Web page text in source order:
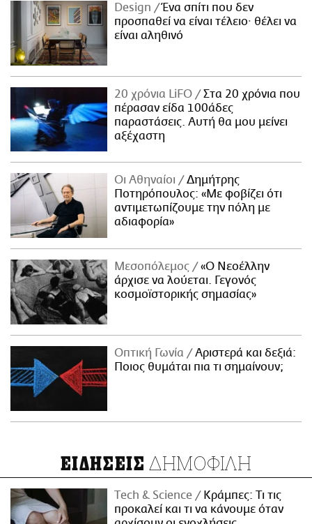
Design
Ένα σπίτι που δεν
προσπαθεί να είναι τέλειο· θέλει να
είναι αληθινό
20 χρόνια LiFO
Στα 20 χρόνια που
πέρασαν είδα 100άδες
παραστάσεις. Αυτή θα μου μείνει
αξέχαστη
Οι Αθηναίοι
Δημήτρης
Ποτηρόπουλος: «Με φοβίζει ότι
αντιμετωπίζουμε την πόλη με
αδιαφορία»
Μεσοπόλεμος
«Ο Νεοέλλην
άρχισε να λούεται. Γεγονός
κοσμοϊστορικής σημασίας»
Οπτική Γωνία
Αριστερά και δεξιά:
Ποιος θυμάται πια τι σημαίνουν;
ΕΙΔΗΣΕΙΣ ΔΗΜΟΦΙΛΗ
Τech & Science
Κράμπες: Τι τις
προκαλεί και τι να κάνουμε όταν